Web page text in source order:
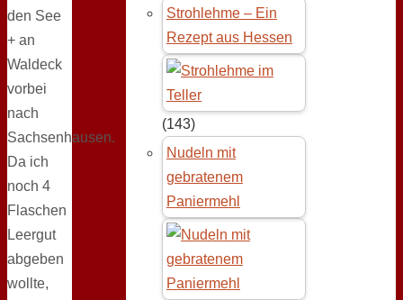
den See
+ an
Waldeck
vorbei
nach
Sachsenhausen.
Da ich
noch 4
Flaschen
Leergut
abgeben
wollte,
Strohlehme – Ein
Rezept aus Hessen
(143)
Nudeln mit
gebratenem
Paniermehl